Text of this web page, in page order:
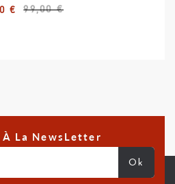
€ 99,00 €
La NewsLetter